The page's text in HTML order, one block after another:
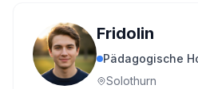
Fridolin
Pädagogische
Solothurn